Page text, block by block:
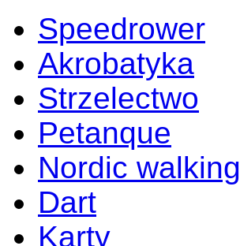
Speedrower
Akrobatyka
Strzelectwo
Petanque
Nordic walking
Dart
Karty